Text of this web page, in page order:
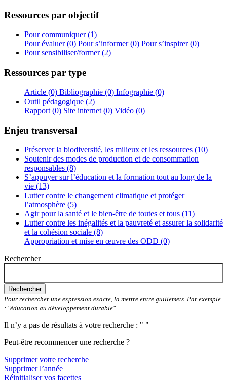
Ressources par objectif
Pour communiquer (1)
Pour évaluer (0) Pour s’informer (0) Pour s’inspirer (0)
Pour sensibiliser/former (2)
Ressources par type
Article (0) Bibliographie (0) Infographie (0)
Outil pédagogique (2)
Rapport (0) Site internet (0) Vidéo (0)
Enjeu transversal
Préserver la biodiversité, les milieux et les ressources (10)
Soutenir des modes de production et de consommation
responsables (8)
S’appuyer sur l’éducation et la formation tout au long de la
vie (13)
Lutter contre le changement climatique et protéger
l’atmosphère (5)
Agir pour la santé et le bien-être de toutes et tous (11)
Lutter contre les inégalités et la pauvreté et assurer la solidarité
et la cohésion sociale (8)
Appropriation et mise en œuvre des ODD (0)
Rechercher
Rechercher
Pour rechercher une expression exacte, la mettre entre guillemets. Par exemple
: "éducation au développement durable"
Il n’y a pas de résultats à votre recherche : " "
Peut-être recommencer une recherche ?
Supprimer votre recherche
Supprimer l’année
Réinitialiser vos facettes